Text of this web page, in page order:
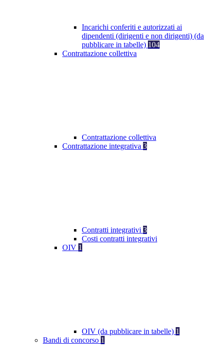
Incarichi conferiti e autorizzati ai
dipendenti (dirigenti e non dirigenti) (da
pubblicare in tabelle) 104
Contrattazione collettiva
Contrattazione collettiva
Contrattazione integrativa 3
Contratti integrativi 3
Costi contratti integrativi
OIV 1
OIV (da pubblicare in tabelle) 1
Bandi di concorso 1